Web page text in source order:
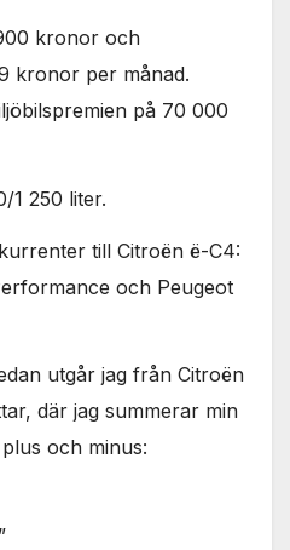
kronor och
kronor per månad.
på 70 000
1 250 liter.
till Citroën ë-C4:
och Peugeot
utgår jag från Citroën
där jag summerar min
och minus: